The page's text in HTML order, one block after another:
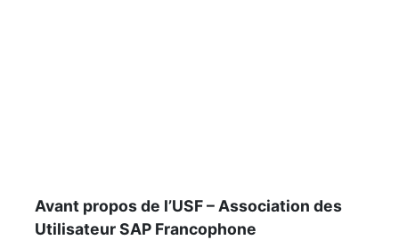
Avant propos de l’USF – Association des
Utilisateur SAP Francophone